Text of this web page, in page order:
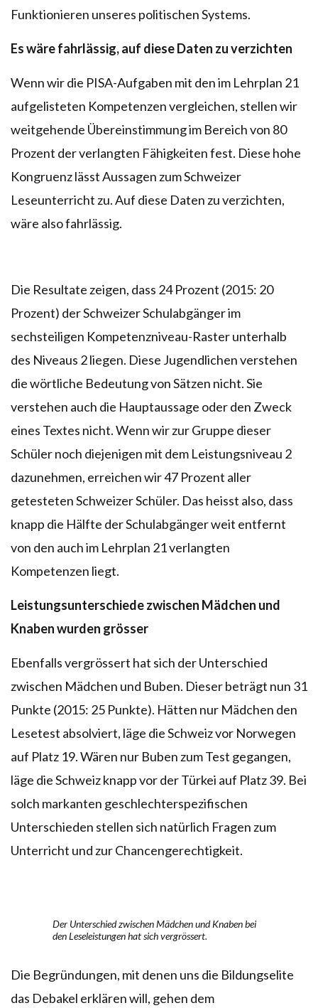
Funktionieren unseres politischen Systems.
Es wäre fahrlässig, auf diese Daten zu verzichten
Wenn wir die PISA-Aufgaben mit den im Lehrplan 21
aufgelisteten Kompetenzen vergleichen, stellen wir
weitgehende Übereinstimmung im Bereich von 80
Prozent der verlangten Fähigkeiten fest. Diese hohe
Kongruenz lässt Aussagen zum Schweizer
Leseunterricht zu. Auf diese Daten zu verzichten,
wäre also fahrlässig.
Die Resultate zeigen, dass 24 Prozent (2015: 20
Prozent) der Schweizer Schulabgänger im
sechsteiligen Kompetenzniveau-Raster unterhalb
des Niveaus 2 liegen. Diese Jugendlichen verstehen
die wörtliche Bedeutung von Sätzen nicht. Sie
verstehen auch die Hauptaussage oder den Zweck
eines Textes nicht. Wenn wir zur Gruppe dieser
Schüler noch diejenigen mit dem Leistungsniveau 2
dazunehmen, erreichen wir 47 Prozent aller
getesteten Schweizer Schüler. Das heisst also, dass
knapp die Hälfte der Schulabgänger weit entfernt
von den auch im Lehrplan 21 verlangten
Kompetenzen liegt.
Leistungsunterschiede zwischen Mädchen und
Knaben wurden grösser
Ebenfalls vergrössert hat sich der Unterschied
zwischen Mädchen und Buben. Dieser beträgt nun 31
Punkte (2015: 25 Punkte). Hätten nur Mädchen den
Lesetest absolviert, läge die Schweiz vor Norwegen
auf Platz 19. Wären nur Buben zum Test gegangen,
läge die Schweiz knapp vor der Türkei auf Platz 39. Bei
solch markanten geschlechterspezifischen
Unterschieden stellen sich natürlich Fragen zum
Unterricht und zur Chancengerechtigkeit.
Der Unterschied zwischen Mädchen und Knaben bei
den Leseleistungen hat sich vergrössert.
Die Begründungen, mit denen uns die Bildungselite
das Debakel erklären will, gehen dem